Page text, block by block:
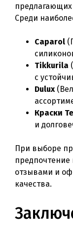
Среди
Caparol
Tikkurila
с
Dulux
Краски
и
При выборе
отзывами и
качества.